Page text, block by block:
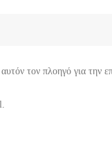
τον πλοηγό για την